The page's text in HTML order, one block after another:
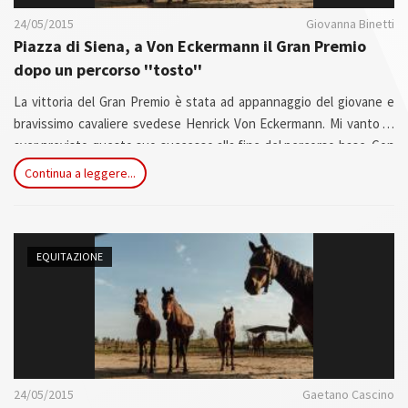
Stolberg della Verdina ha chiuso in settima posizione (tempo 60,03).
24/05/2015 Giovanna Binetti
Piazza di Siena, a Von Eckermann il Gran Premio
dopo un percorso ''tosto''
La vittoria del Gran Premio è stata ad appannaggio del giovane e
bravissimo cavaliere svedese Henrick Von Eckermann. Mi vanto di
aver previsto questo suo successo alla fine del percorso base. Con
una penalità nel secondo giro è stato il miglior risultato.
Continua a leggere...
EQUITAZIONE
24/05/2015 Gaetano Cascino